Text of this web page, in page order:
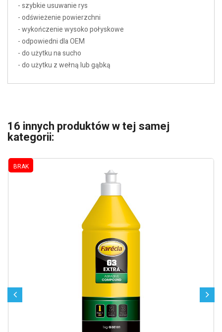
- szybkie usuwanie rys
- odświeżenie powierzchni
- wykończenie wysoko połyskowe
- odpowiedni dla OEM
- do użytku na sucho
- do użytku z wełną lub gąbką
16 innych produktów w tej samej
kategorii:
BRAK